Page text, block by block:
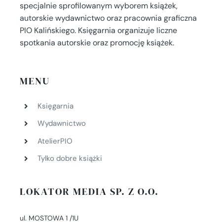
specjalnie sprofilowanym wyborem książek,
autorskie wydawnictwo oraz pracownia graficzna
PIO Kalińskiego. Księgarnia organizuje liczne
spotkania autorskie oraz promocję książek.
MENU
Księgarnia
Wydawnictwo
AtelierPIO
Tylko dobre książki
LOKATOR MEDIA SP. Z O.O.
ul. MOSTOWA 1 /1U